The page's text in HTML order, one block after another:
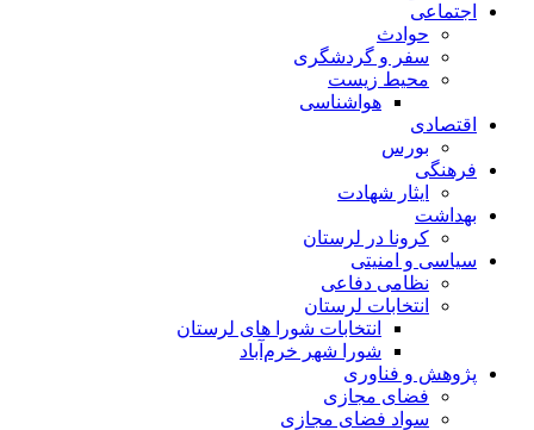
اجتماعی
حوادث
سفر و گردشگری
محیط زیست
هواشناسی
اقتصادی
بورس
فرهنگی
ایثار شهادت
بهداشت
کرونا در لرستان
سیاسی و امنیتی
نظامی دفاعی
انتخابات لرستان
انتخابات شورا های لرستان
شورا شهر خرم‌آباد
پژوهش و فناوری
فضای مجازی
سواد فضای مجازی